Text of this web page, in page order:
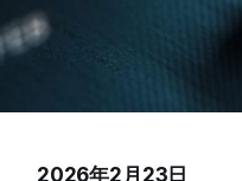
2026年2月23日